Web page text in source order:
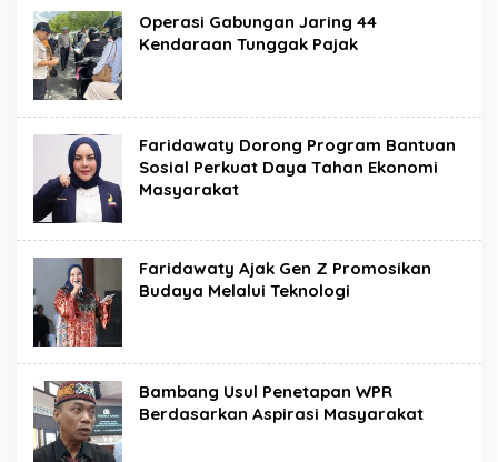
Operasi Gabungan Jaring 44
Kendaraan Tunggak Pajak
Faridawaty Dorong Program Bantuan
Sosial Perkuat Daya Tahan Ekonomi
Masyarakat
Faridawaty Ajak Gen Z Promosikan
Budaya Melalui Teknologi
Bambang Usul Penetapan WPR
Berdasarkan Aspirasi Masyarakat